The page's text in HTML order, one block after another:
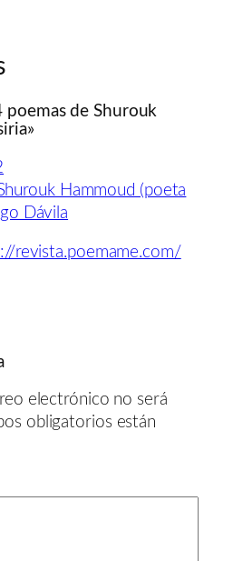
poemas de Shurouk
Hammoud (poeta
Dávila
revista.poemame.com/
electrónico no será
obligatorios están